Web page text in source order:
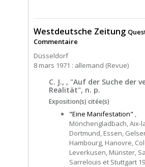
Westdeutsche Zeitung
Commentaire
Düsseldorf
8 mars 1971 : allemand (Revue)
C. J., , "Auf der Suche der
Realität", n. p.
Exposition(s) citée(s)
"Eine Manifestation" ,
Mönchengladbach, Aix-
Dortmund, Essen,
Hambourg, Hanovre,
Leverkusen, Münster,
Sarrelouis et Stuttgart